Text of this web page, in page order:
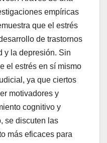
empíricas
que el estrés
de trastornos
y la depresión. Sin
el estrés en sí mismo
ya que ciertos
motivadores y
cognitivo y
se discuten las
más eficaces para